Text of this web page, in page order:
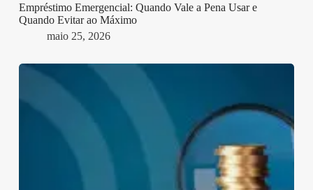
Empréstimo Emergencial: Quando Vale a Pena Usar e
Quando Evitar ao Máximo
maio 25, 2026